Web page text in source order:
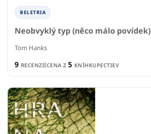
BELETRIA
Neobvyklý typ (něco málo povídek)
Tom Hanks
9 RECENZIÍCENA Z 5 KNÍHKUPECTIEV